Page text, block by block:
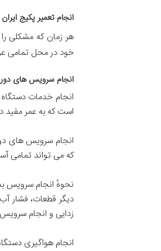
انجام تعمیر پکیج
هر زمان که مشکلی
خود در محل تمامی
انجام سرویس های
است که به عمر مفید
انجام سرویس های
که می تواند تمامی
نحوهٔ انجام سرویس
دیگر قطعات، فشار
زدایی و انجام
انجام هواگیری